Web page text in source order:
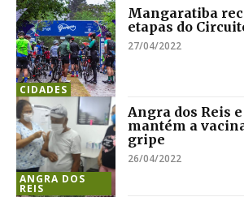
CIDADES
Mangaratiba
etapas do
27/04/2022
ANGRA DOS
REIS
Angra dos Reis
mantém a
gripe
26/04/2022